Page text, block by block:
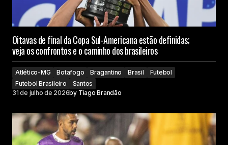
Oitavas de final da Copa Sul-Americana estão definidas;
veja os confrontos e o caminho dos brasileiros
Atlético-MG Botafogo Bragantino Brasil
Futebol
Futebol Brasileiro
Santos
31 de julho de 2026by Tiago Brandão